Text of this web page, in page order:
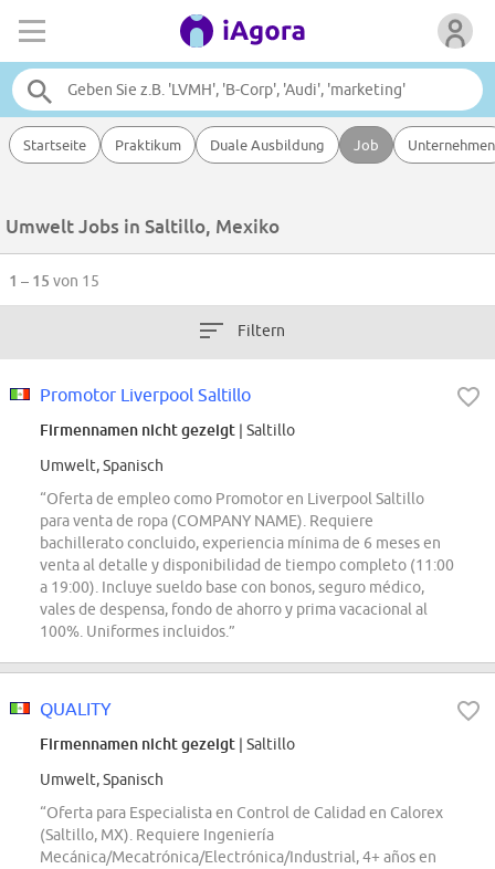
Startseite Praktikum Duale Ausbildung Job Unternehmen
Umwelt Jobs in Saltillo, Mexiko
1 – 15 von 15
Filtern
Promotor Liverpool Saltillo
Firmennamen nicht gezeigt | Saltillo
Umwelt, Spanisch
“Oferta de empleo como Promotor en Liverpool Saltillo
para venta de ropa (COMPANY NAME). Requiere
bachillerato concluido, experiencia mínima de 6 meses en
venta al detalle y disponibilidad de tiempo completo (11:00
a 19:00). Incluye sueldo base con bonos, seguro médico,
vales de despensa, fondo de ahorro y prima vacacional al
100%. Uniformes incluidos.”
QUALITY
Firmennamen nicht gezeigt | Saltillo
Umwelt, Spanisch
“Oferta para Especialista en Control de Calidad en Calorex
(Saltillo, MX). Requiere Ingeniería
Mecánica/Mecatrónica/Electrónica/Industrial, 4+ años en